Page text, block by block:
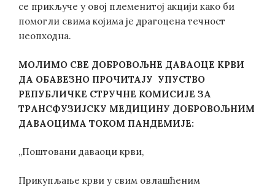
се прикључе у овој племенитој акцији како би
помогли свима којима је драгоцена течност
неопходна.
МОЛИМО СВЕ ДОБРОВОЉНЕ ДАВАОЦЕ КРВИ
ДА ОБАВЕЗНО ПРОЧИТАЈУ УПУСТВО
РЕПУБЛИЧКЕ СТРУЧНЕ КОМИСИЈЕ ЗА
ТРАНСФУЗИЈСКУ МЕДИЦИНУ ДОБРОВОЉНИМ
ДАВАОЦИМА ТОКОМ ПАНДЕМИЈЕ:
„Поштовани даваоци крви,
Прикупљање крви у свим овлашћеним